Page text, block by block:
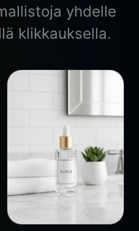
yhdelle
klikkauksella.